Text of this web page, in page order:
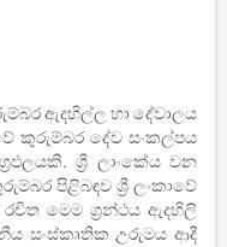
ඇදහිල්ල හා දේවාලය
කුරුම්බර දේව සංකල්පය
ශ්‍රී ලාංකේය වන
පිළිබඳව ශ්‍රී ලංකාවේ
මෙම ග්‍රන්ථය ඇදහිලි
සංස්කෘතික උරුමය ආදී